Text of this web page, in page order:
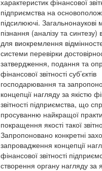
характеристик фінансової
підприємства на
підсилюючі. Загальнонаукові
пізнання (аналізу та синтезу)
для виокремлення
системи перевірки
затвердження, подання та
фінансової звітності суб’єктів
господарювання та
концепції нагляду за якістю
звітності підприємства, що
просуванню найкращої
покращення якості такої
Запропоновано конкретні
запровадження концепції
фінансової звітності
створення органу нагляду за